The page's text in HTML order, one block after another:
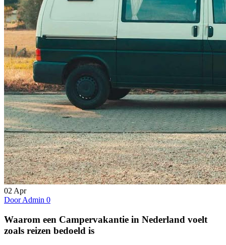
02 Apr
Door Admin 0
Waarom een Campervakantie in Nederland voelt
zoals reizen bedoeld is